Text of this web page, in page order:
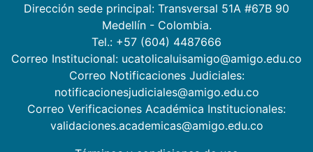
Dirección sede principal: Transversal 51A #67B 90
Medellín - Colombia.
Tel.: +57 (604) 4487666
Correo Institucional: ucatolicaluisamigo@amigo.edu.co
Correo Notificaciones Judiciales:
notificacionesjudiciales@amigo.edu.co
Correo Verificaciones Académica Institucionales:
validaciones.academicas@amigo.edu.co